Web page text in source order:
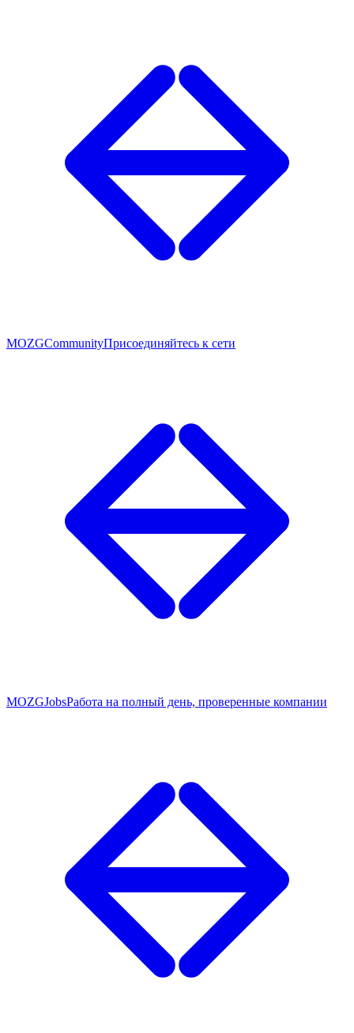
MOZGCommunityПрисоединяйтесь к сети
MOZGJobsРабота на полный день, проверенные компании